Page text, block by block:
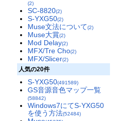
(2)
SC-8820(2)
S-YXG50(2)
Muse文法について(2)
Muse大賞(2)
Mod Delay(2)
MFX/Tre Cho(2)
MFX/Slicer(2)
人気の20件
S-YXG50(491589)
GS音源音色マップ一覧
(58842)
Windows7にてS-YXG50
を使う方法(52484)